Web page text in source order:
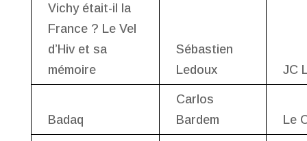
Vichy était-il la
France ? Le Vel
d’Hiv et sa
mémoire
Sébastien
Ledoux
JC
Badaq
Carlos
Bardem
Le